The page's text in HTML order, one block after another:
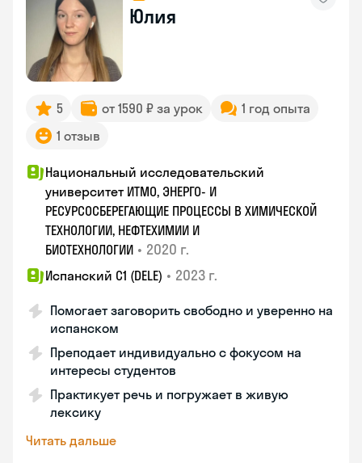
Юлия
5 от 1590 ₽ за урок
1 год опыта
1 отзыв
Национальный исследовательский
университет ИТМО, ЭНЕРГО- И
РЕСУРСОСБЕРЕГАЮЩИЕ ПРОЦЕССЫ В ХИМИЧЕСКОЙ
ТЕХНОЛОГИИ, НЕФТЕХИМИИ И
БИОТЕХНОЛОГИИ • 2020 г.
Испанский С1 (DELE) • 2023 г.
Помогает заговорить свободно и уверенно на
испанском
Преподает индивидуально с фокусом на
интересы студентов
Практикует речь и погружает в живую
лексику
Читать дальше